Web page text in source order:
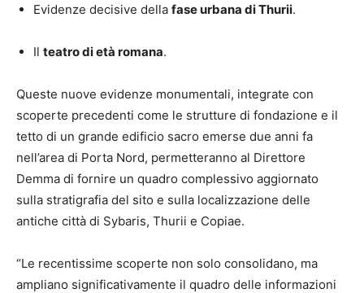
Evidenze decisive della fase urbana di Thurii.
Il teatro di età romana.
Queste nuove evidenze monumentali, integrate con
scoperte precedenti come le strutture di fondazione e il
tetto di un grande edificio sacro emerse due anni fa
nell’area di Porta Nord, permetteranno al Direttore
Demma di fornire un quadro complessivo aggiornato
sulla stratigrafia del sito e sulla localizzazione delle
antiche città di Sybaris, Thurii e Copiae.
“Le recentissime scoperte non solo consolidano, ma
ampliano significativamente il quadro delle informazioni